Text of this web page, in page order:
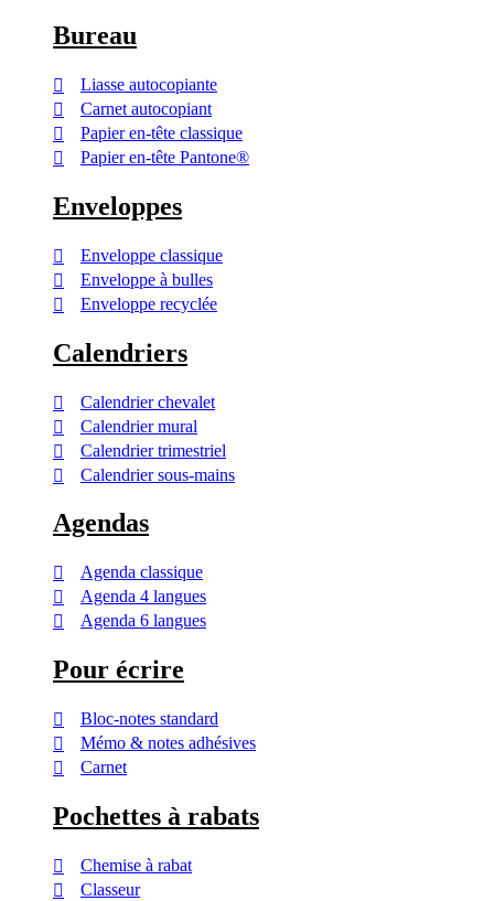
Bureau
Liasse autocopiante
Carnet autocopiant
Papier en-tête classique
Papier en-tête Pantone®
Enveloppes
Enveloppe classique
Enveloppe à bulles
Enveloppe recyclée
Calendriers
Calendrier chevalet
Calendrier mural
Calendrier trimestriel
Calendrier sous-mains
Agendas
Agenda classique
Agenda 4 langues
Agenda 6 langues
Pour écrire
Bloc-notes standard
Mémo & notes adhésives
Carnet
Pochettes à rabats
Chemise à rabat
Classeur